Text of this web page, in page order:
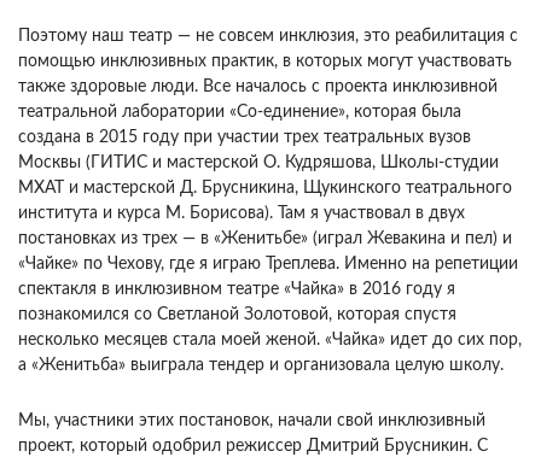
Поэтому наш театр — не совсем инклюзия, это реабилитация с
помощью инклюзивных практик, в которых могут участвовать
также здоровые люди. Все началось с проекта инклюзивной
театральной лаборатории «Со-единение», которая была
создана в 2015 году при участии трех театральных вузов
Москвы (ГИТИС и мастерской О. Кудряшова, Школы-студии
МХАТ и мастерской Д. Брусникина, Щукинского театрального
института и курса М. Борисова). Там я участвовал в двух
постановках из трех — в «Женитьбе» (играл Жевакина и пел) и
«Чайке» по Чехову, где я играю Треплева. Именно на репетиции
спектакля в инклюзивном театре «Чайка» в 2016 году я
познакомился со Светланой Золотовой, которая спустя
несколько месяцев стала моей женой. «Чайка» идет до сих пор,
а «Женитьба» выиграла тендер и организовала целую школу.
Мы, участники этих постановок, начали свой инклюзивный
проект, который одобрил режиссер Дмитрий Брусникин. С